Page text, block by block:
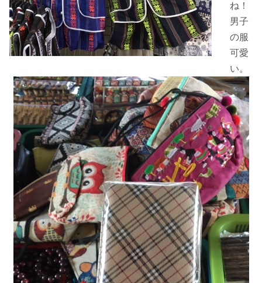
ね！
男子
の服
可愛
い。